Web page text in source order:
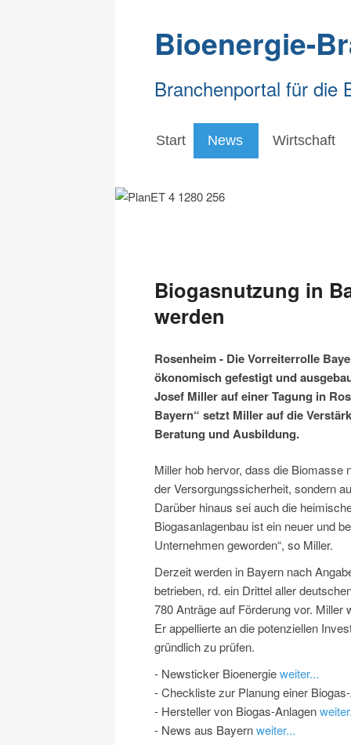
Bioenergie-
Branchenportal für die
Start News Wirtschaft
Biogasnutzung in
werden
Rosenheim - Die Vorreiterrolle
ökonomisch gefestigt und
Josef Miller auf einer Tagung in
Bayern“ setzt Miller auf die
Beratung und Ausbildung.
Miller hob hervor, dass die Biomasse
der Versorgungssicherheit, sondern
Darüber hinaus sei auch die
Biogasanlagenbau ist ein neuer und
Unternehmen geworden“, so Miller.
Derzeit werden in Bayern nach
betrieben, rd. ein Drittel aller
780 Anträge auf Förderung vor.
Er appellierte an die potenziellen
gründlich zu prüfen.
- Newsticker Bioenergieweiter...
- Checkliste zur Planung einer
- Hersteller von Biogas-Anlagen
- News aus Bayernweiter...